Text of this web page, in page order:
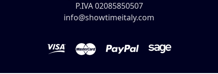
P.IVA 02085850507
info@showtimeitaly.com